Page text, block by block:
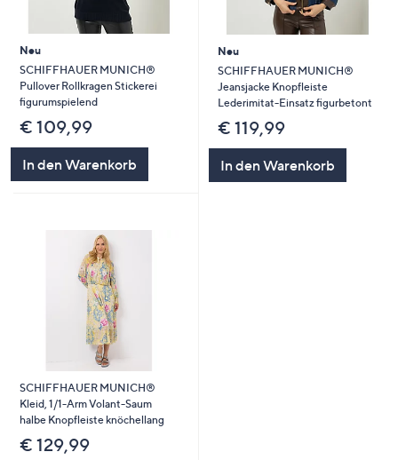
diese
anzuzeigen.
Neu
SCHIFFHAUER MUNICH®
Pullover Rollkragen Stickerei
figurumspielend
€ 109,99
In den Warenkorb
Neu
SCHIFFHAUER MUNICH®
Jeansjacke Knopfleiste
Lederimitat-Einsatz figurbetont
€ 119,99
In den Warenkorb
SCHIFFHAUER MUNICH®
Kleid, 1/1-Arm Volant-Saum
halbe Knopfleiste knöchellang
€ 129,99